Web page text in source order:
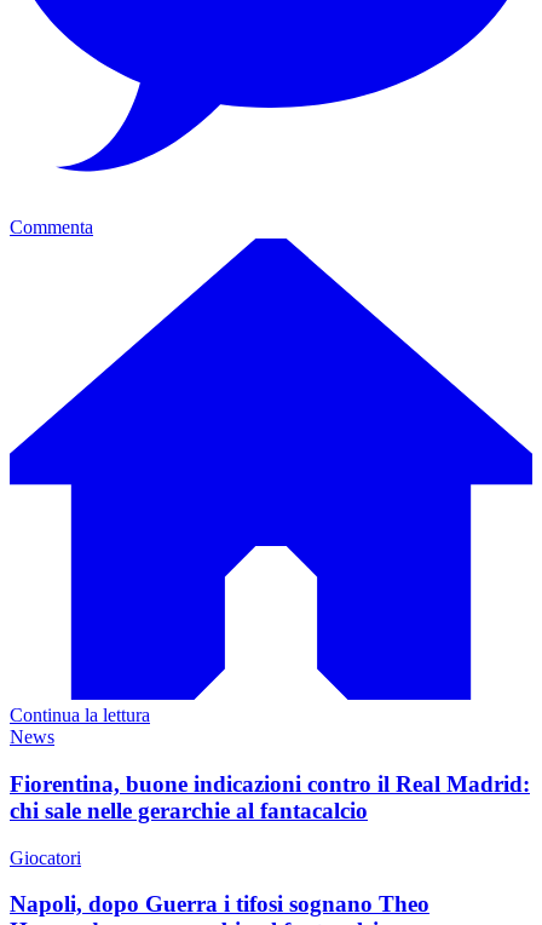
Commenta
Continua la lettura
News
Fiorentina, buone indicazioni contro il Real Madrid:
chi sale nelle gerarchie al fantacalcio
Giocatori
Napoli, dopo Guerra i tifosi sognano Theo